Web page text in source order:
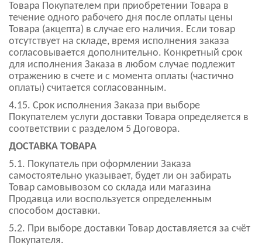
Товара Покупателем при приобретении Товара в
течение одного рабочего дня после оплаты цены
Товара (акцепта) в случае его наличия. Если товар
отсутствует на складе, время исполнения заказа
согласовывается дополнительно. Конкретный срок
для исполнения Заказа в любом случае подлежит
отражению в счете и с момента оплаты (частично
оплаты) считается согласованным.
4.15. Срок исполнения Заказа при выборе
Покупателем услуги доставки Товара определяется в
соответствии с разделом 5 Договора.
ДОСТАВКА ТОВАРА
5.1. Покупатель при оформлении Заказа
самостоятельно указывает, будет ли он забирать
Товар самовывозом со склада или магазина
Продавца или воспользуется определенным
способом доставки.
5.2. При выборе доставки Товар доставляется за счёт
Покупателя.